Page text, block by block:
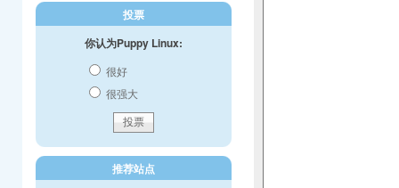
投票
你认为Puppy Linux:
很好
很强大
推荐站点